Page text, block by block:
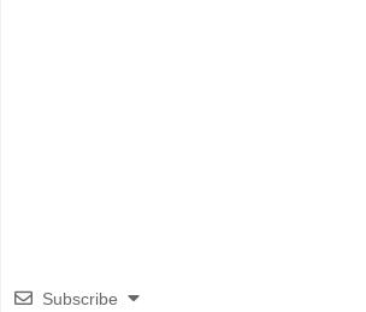
Subscribe